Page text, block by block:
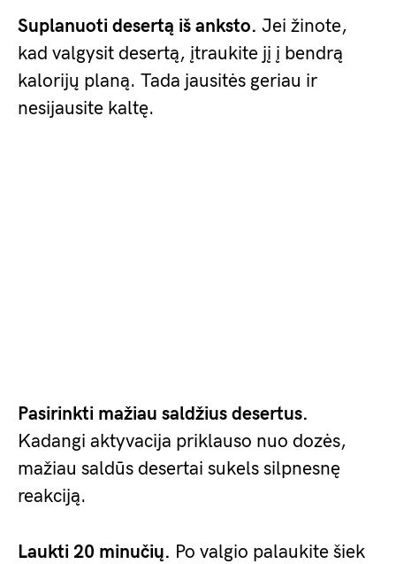
Suplanuoti desertą iš anksto. Jei žinote,
kad valgysit desertą, įtraukite jį į bendrą
kalorijų planą. Tada jausitės geriau ir
nesijausite kaltę.
Pasirinkti mažiau saldžius desertus.
Kadangi aktyvacija priklauso nuo dozės,
mažiau saldūs desertai sukels silpnesnę
reakciją.
Laukti 20 minučių. Po valgio palaukite šiek